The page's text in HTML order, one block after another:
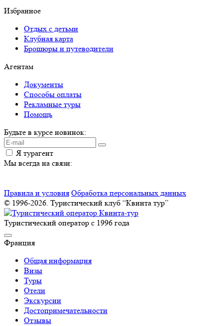
Избранное
Отдых с детьми
Клубная карта
Брошюры и путеводители
Агентам
Документы
Способы оплаты
Рекламные туры
Помощь
Будьте в курсе новинок:
Я турагент
Мы всегда на связи:
Правила и условия Обработка персональных данных
© 1996-2026. Туристический клуб “Квинта тур”
Туристический оператор с 1996 года
Франция
Общая информация
Визы
Туры
Отели
Экскурсии
Достопримечательности
Отзывы